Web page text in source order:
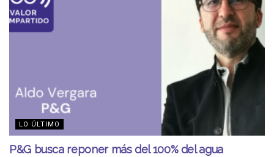
LO ÚLTIMO
P&G busca reponer más del 100% del agua